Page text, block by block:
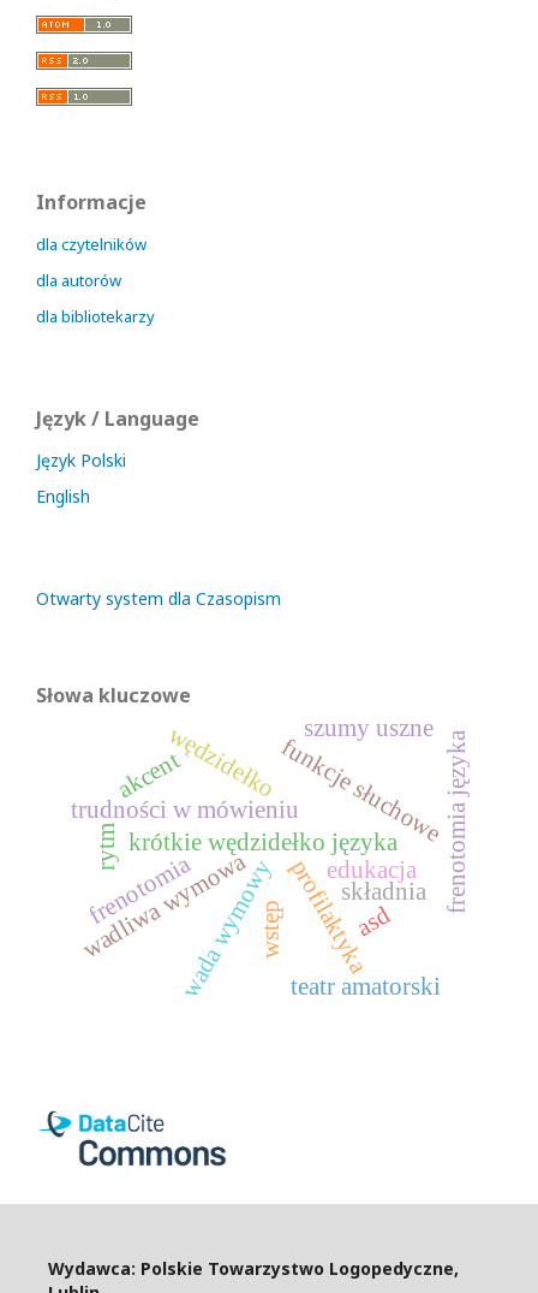
Informacje
dla czytelników
dla autorów
dla bibliotekarzy
Język / Language
Język Polski
English
Otwarty system dla Czasopism
Słowa kluczowe
wstęp
edukacja
asd
funkcje słuchowe
trudności w mówieniu
krótkie wędzidełko języka frenotomia języka
wada wymowy
wadliwa wymowa profilaktyka
wędzidełko
frenotomia
teatr amatorski
akcent
szumy uszne
rytm
składnia
Wydawca: Polskie Towarzystwo Logopedyczne,